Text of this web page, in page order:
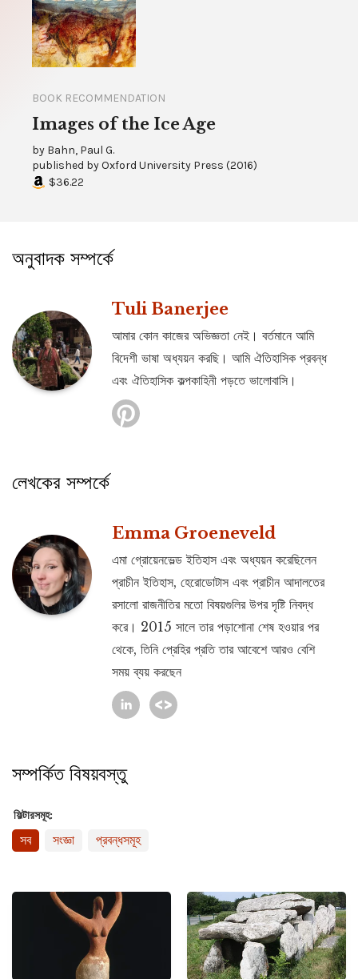
BOOK RECOMMENDATION
Images of the Ice Age
by Bahn, Paul G.
published byOxford University Press (2016)
$36.22
অনুবাদক সম্পর্কে
Tuli Banerjee
আমার কোন কাজের অভিজ্ঞতা নেই। বর্তমানে আমি
বিদেশী ভাষা অধ্যয়ন করছি। আমি ঐতিহাসিক প্রবন্ধ
এবং ঐতিহাসিক কল্পকাহিনী পড়তে ভালোবাসি।
লেখকের সম্পর্কে
Emma Groeneveld
এমা গ্রোয়েনভেল্ড ইতিহাস এবং অধ্যয়ন করেছিলেন
প্রাচীন ইতিহাস, হেরোডোটাস এবং প্রাচীন আদালতের
রসালো রাজনীতির মতো বিষয়গুলির উপর দৃষ্টি নিবদ্ধ
করে। 2015 সালে তার পড়াশোনা শেষ হওয়ার পর
থেকে, তিনি প্রেহির প্রতি তার আবেশে আরও বেশি
সময় ব্যয় করছেন
সম্পর্কিত বিষয়বস্তু
ফিল্টারসমূহ:
সব সংজ্ঞা প্রবন্ধসমূহ